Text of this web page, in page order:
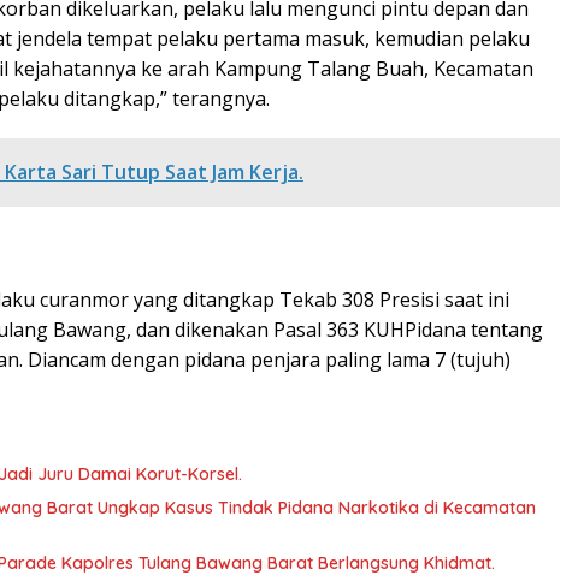
dikeluarkan, pelaku lalu mengunci pintu depan dan
jendela tempat pelaku pertama masuk, kemudian pelaku
kejahatannya ke arah Kampung Talang Buah, Kecamatan
ditangkap,” terangnya.
Sari Tutup Saat Jam Kerja.
curanmor yang ditangkap Tekab 308 Presisi saat ini
Bawang, dan dikenakan Pasal 363 KUHPidana tentang
Diancam dengan pidana penjara paling lama 7 (tujuh)
Juru Damai Korut-Korsel.
Barat Ungkap Kasus Tindak Pidana Narkotika di Kecamatan
Kapolres Tulang Bawang Barat Berlangsung Khidmat.